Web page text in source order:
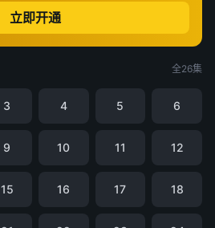
立即开通
全26集
3 4 5 6
9 10 11 12
15 16 17 18